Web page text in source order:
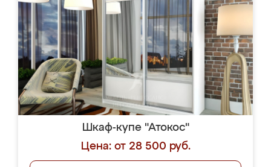
Шкаф-купе "Атокос"
Цена: от 28 500 руб.